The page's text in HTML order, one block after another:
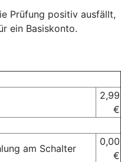
Prüfung positiv ausfällt,
ein Basiskonto.
2,99
€
am Schalter
0,00
€